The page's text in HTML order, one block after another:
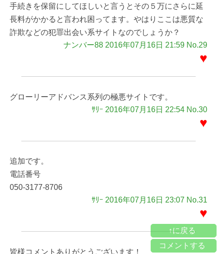
手続きを保留にしてほしいと言うとその５万にさらに延
長料がかかると言われ困ってます。やはりここは悪質な
詐欺などの犯罪出会い系サイトなのでしょうか？
ナンバー88 2016年07月16日 21:59 No.29
♥
グローリーアドバンス系列の極悪サイトです。
ｻﾘｰ 2016年07月16日 22:54 No.30
♥
追加です。
電話番号
050-3177-8706
ｻﾘｰ 2016年07月16日 23:07 No.31
♥
皆様コメントありがとうございます！
↑に戻る
コメントする